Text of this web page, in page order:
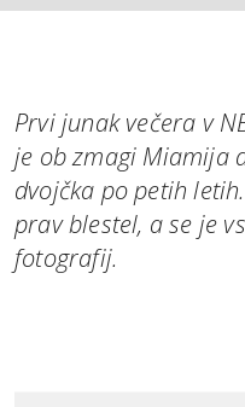
Prvi junak večera v
je ob zmagi Miamija
dvojčka po petih
prav blestel, a se je
fotografij.